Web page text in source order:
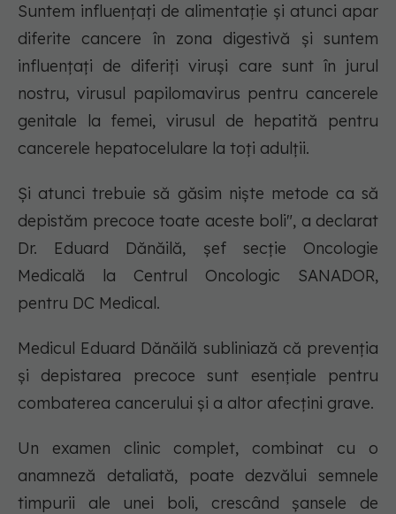
Suntem influențați de alimentație și atunci apar
diferite cancere în zona digestivă și suntem
influențați de diferiți viruși care sunt în jurul
nostru, virusul papilomavirus pentru cancerele
genitale la femei, virusul de hepatită pentru
cancerele hepatocelulare la toți adulții.
Și atunci trebuie să găsim niște metode ca să
depistăm precoce toate aceste boli", a declarat
Dr. Eduard Dănăilă, șef secție Oncologie
Medicală la Centrul Oncologic SANADOR,
pentru DC Medical.
Medicul Eduard Dănăilă subliniază că prevenția
și depistarea precoce sunt esențiale pentru
combaterea cancerului și a altor afecțini grave.
Un examen clinic complet, combinat cu o
anamneză detaliată, poate dezvălui semnele
timpurii ale unei boli, crescând șansele de